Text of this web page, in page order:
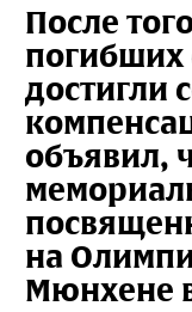
После
погибших
достигли
объявил,
на
Мюнхене